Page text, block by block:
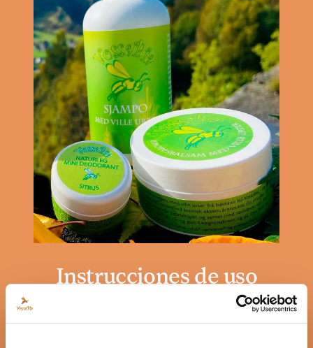
Instrucciones de uso
El champú Vossabia recibe muchos
comentarios sobre su eficacia contra la